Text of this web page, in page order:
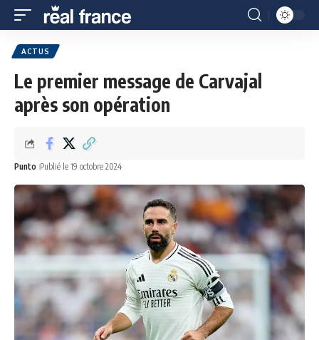
ACTUS
Le premier message de Carvajal
après son opération
Punto Publié le 19 octobre 2024